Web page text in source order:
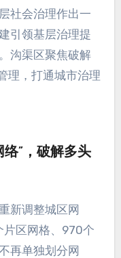
社会治理作出一
引领基层治理提
沟渠区聚焦破解
理，打通城市治理
络”，破解多头
新调整城区网
片区网格、970个
再单独划分网